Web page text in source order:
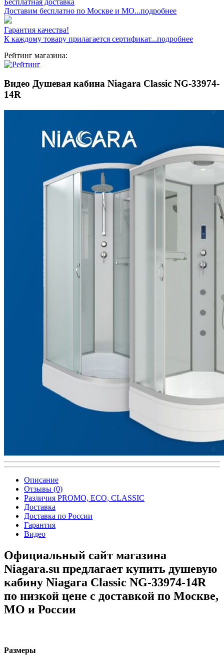
Доставим бесплатно по Москве и МО...подробнее
Гарантия качества!
К каждому товару прилагается сертификат...подробнее
Рейтинг магазина:
Видео Душевая кабина Niagara Classic NG-33974-
14R
Описание
Отзывы (0)
Различия PROMO, ECO, CLASSIC
Доставка
Доставка по России
Гарантия
Видео
Официальный сайт магазина
Niagara.su предлагает купить душевую
кабину Niagara Classic NG-33974-14R
по низкой цене с доставкой по Москве,
МО и России
Размеры